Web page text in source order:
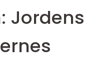
Jordens